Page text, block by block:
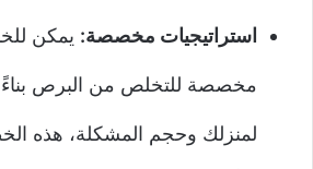
استراتيجيات مخصصة: يمكن
مخصصة للتخلص من البرص
لمنزلك وحجم المشكلة، هذه